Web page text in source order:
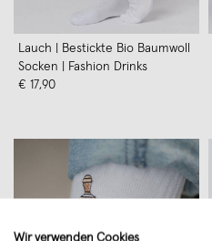
Lauch | Bestickte Bio Baumwoll
Socken | Fashion Drinks
€ 17,90
Wir verwenden Cookies